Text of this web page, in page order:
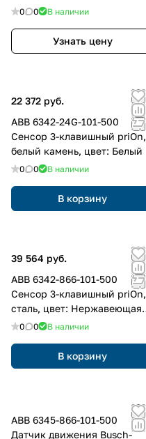
0 0 В наличии
Узнать цену
22 372 руб.
ABB 6342-24G-101-500
Сенсор 3-клавишный priOn,
белый камень, цвет: Белый
0 0 В наличии
В корзину
39 564 руб.
ABB 6342-866-101-500
Сенсор 3-клавишный priOn,
сталь, цвет: Нержавеющая
сталь
0 0 В наличии
В корзину
ABB 6345-866-101-500
Датчик движения Busch-